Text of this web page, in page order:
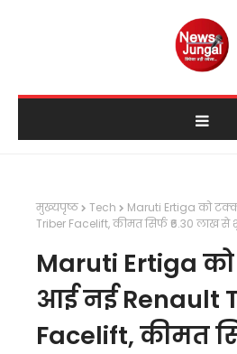
मुख्यपृष्ठ Tech
Maruti Ertiga को
Triber Facelift, कीमत सिर्फ ₹6.30 लाख से
Maruti Ertiga
आई नई Renault
Facelift, कीमत